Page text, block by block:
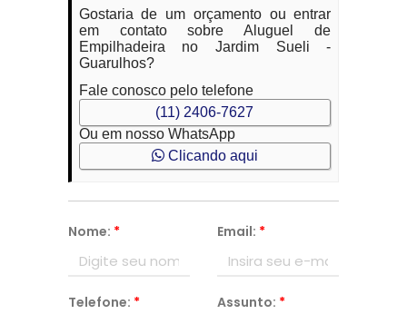
Gostaria de um orçamento ou entrar
em contato sobre Aluguel de
Empilhadeira no Jardim Sueli -
Guarulhos?
Fale conosco pelo telefone
(11) 2406-7627
Ou em nosso WhatsApp
Clicando aqui
Nome: * Email: *
Telefone: * Assunto: *